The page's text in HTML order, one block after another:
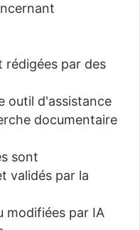
rédigées par des
outil d'assistance
documentaire
sont
validés par la
modifiées par IA